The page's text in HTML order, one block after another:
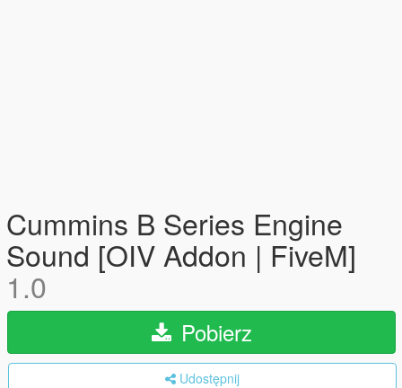
Cummins B Series Engine
Sound [OIV Addon | FiveM]
1.0
Pobierz
Udostępnij